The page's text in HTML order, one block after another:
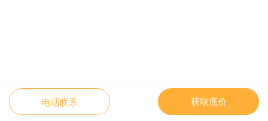
电话联系 获取底价